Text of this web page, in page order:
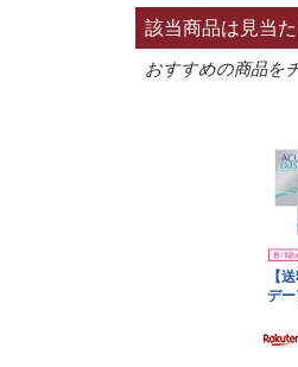
該当商品は見当
おすすめの商品を